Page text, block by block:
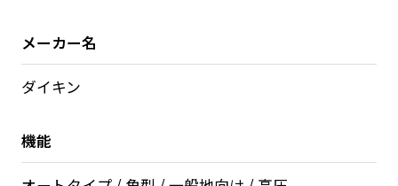
メーカー名
ダイキン
機能